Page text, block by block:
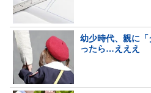
幼少時代、親に
ったら…えええ